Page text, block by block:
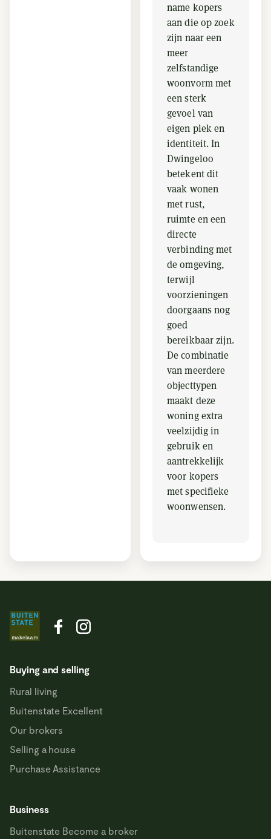
name kopers
aan die op zoek
zijn naar een
meer
zelfstandige
woonvorm met
een sterk
gevoel van
eigen plek en
identiteit. In
Dwingeloo
betekent dit
vaak wonen
met rust,
ruimte en een
directe
verbinding met
de omgeving,
terwijl
voorzieningen
doorgaans nog
goed
bereikbaar zijn.
De combinatie
van meerdere
objecttypen
maakt deze
woning extra
veelzijdig in
gebruik en
aantrekkelijk
voor kopers
met specifieke
woonwensen.
Buying and selling
Rural living
Buitenstate Excellent
Our brokers
Selling a house
Purchase Assistance
Business
Buitenstate Become a broker